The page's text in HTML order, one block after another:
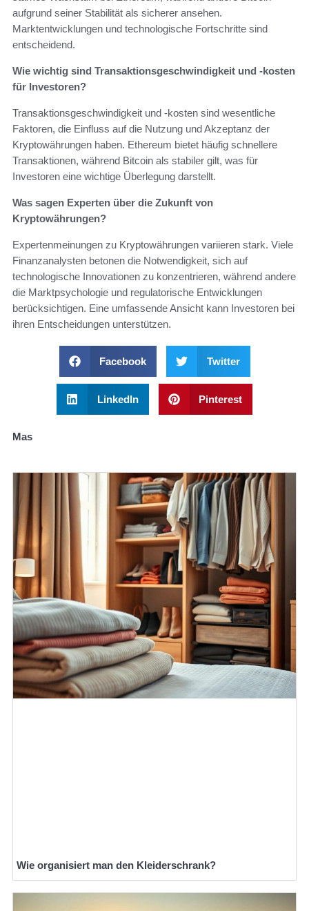
aufgrund seiner Stabilität als sicherer ansehen.
Marktentwicklungen und technologische Fortschritte sind
entscheidend.
Wie wichtig sind Transaktionsgeschwindigkeit und -kosten
für Investoren?
Transaktionsgeschwindigkeit und -kosten sind wesentliche
Faktoren, die Einfluss auf die Nutzung und Akzeptanz der
Kryptowährungen haben. Ethereum bietet häufig schnellere
Transaktionen, während Bitcoin als stabiler gilt, was für
Investoren eine wichtige Überlegung darstellt.
Was sagen Experten über die Zukunft von
Kryptowährungen?
Expertenmeinungen zu Kryptowährungen variieren stark. Viele
Finanzanalysten betonen die Notwendigkeit, sich auf
technologische Innovationen zu konzentrieren, während andere
die Marktpsychologie und regulatorische Entwicklungen
berücksichtigen. Eine umfassende Ansicht kann Investoren bei
ihren Entscheidungen unterstützen.
Facebook Twitter
LinkedIn Pinterest
Mas
Wie organisiert man den Kleiderschrank?